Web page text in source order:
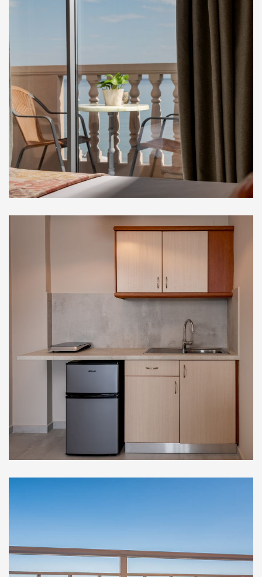
Στούντιο Ορόφου
Στούντιο Ορόφου